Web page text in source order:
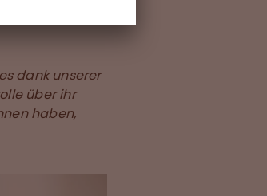
holen können
dank unserer
über ihr
haben,